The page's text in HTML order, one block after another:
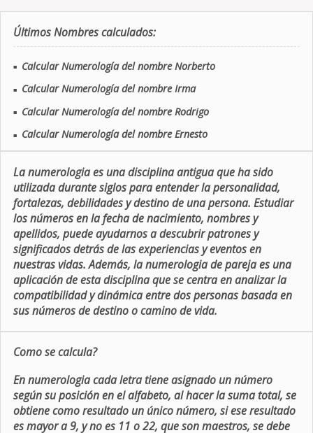
Últimos Nombres calculados:
■ Calcular Numerología del nombre Norberto
■ Calcular Numerología del nombre Irma
■ Calcular Numerología del nombre Rodrigo
■ Calcular Numerología del nombre Ernesto
La numerologia es una disciplina antigua que ha sido
utilizada durante siglos para entender la personalidad,
fortalezas, debilidades y destino de una persona. Estudiar
los números en la fecha de nacimiento, nombres y
apellidos, puede ayudarnos a descubrir patrones y
significados detrás de las experiencias y eventos en
nuestras vidas. Además, la numerologia de pareja es una
aplicación de esta disciplina que se centra en analizar la
compatibilidad y dinámica entre dos personas basada en
sus números de destino o camino de vida.
Como se calcula?
En numerologia cada letra tiene asignado un número
según su posición en el alfabeto, al hacer la suma total, se
obtiene como resultado un único número, si ese resultado
es mayor a 9, y no es 11 o 22, que son maestros, se debe